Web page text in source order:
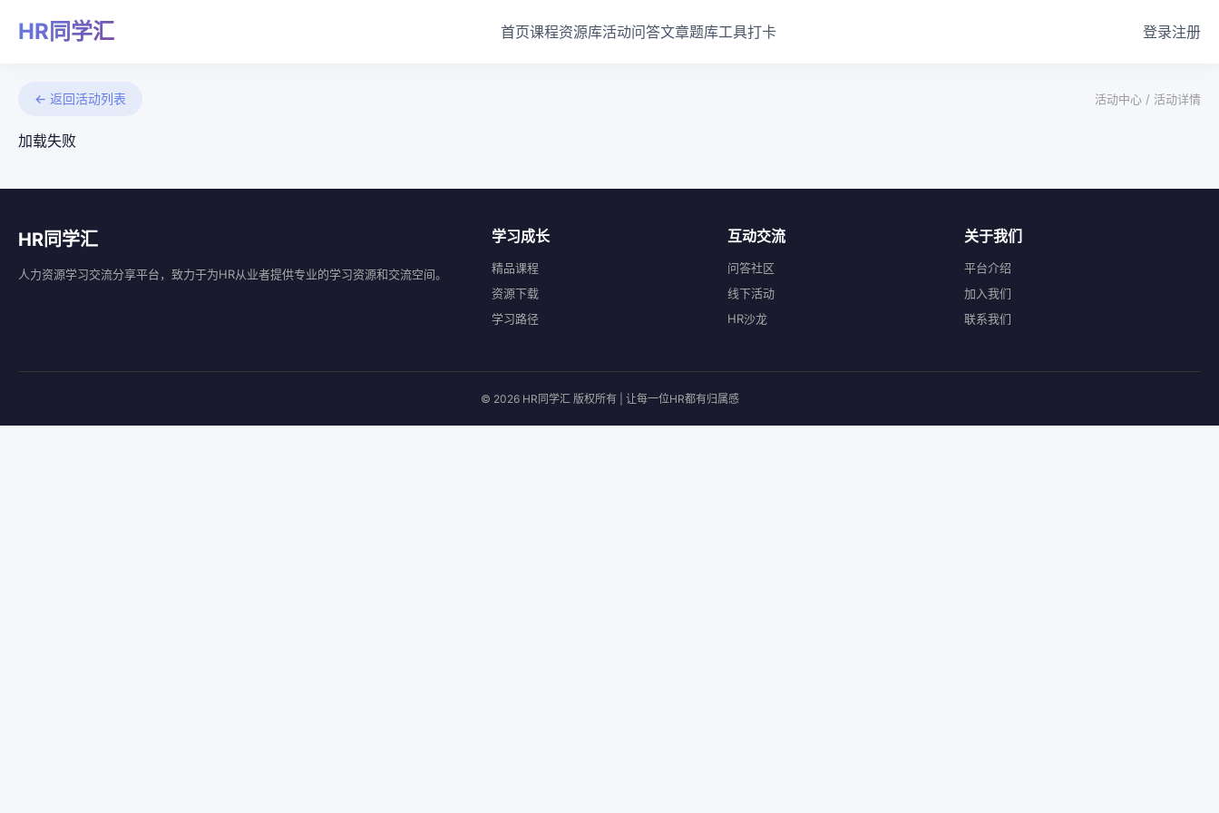
HR同学汇 首页课程资源库活动问答文章题库工具打卡 登录注册
← 返回活动列表 活动中心 / 活动详情
加载失败
HR同学汇
人力资源学习交流分享平台，致力于为HR从业者提供专业的学习资源和交流空间。
学习成长
精品课程
资源下载
学习路径
互动交流
问答社区
线下活动
HR沙龙
关于我们
平台介绍
加入我们
联系我们
© 2026 HR同学汇 版权所有 | 让每一位HR都有归属感